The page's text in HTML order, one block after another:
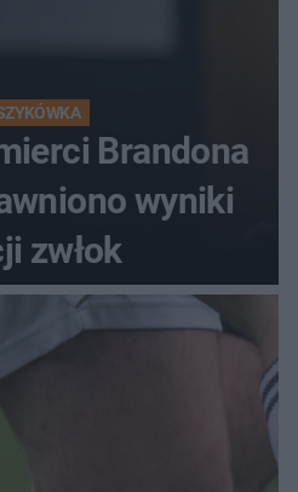
Brandona
wyniki
zwłok